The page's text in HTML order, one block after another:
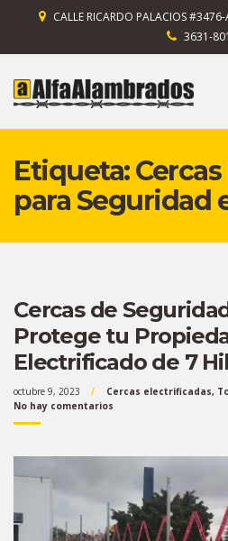
CALLE RICARDO PALACIOS
3631-
Etiqueta:
para Seguridad
Cercas de
Protege tu
Electrificado de 7
octubre 9, 2023 Cercas electrificadas,
No hay comentarios